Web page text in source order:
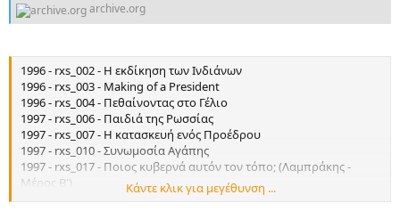
archive.org
1996 - rxs_002 - Η εκδίκηση των Ινδιάνων
1996 - rxs_003 - Making of a President
1996 - rxs_004 - Πεθαίνοντας στο Γέλιο
1997 - rxs_006 - Παιδιά της Ρωσσίας
1997 - rxs_007 - Η κατασκευή ενός Προέδρου
1997 - rxs_010 - Συνωμοσία Αγάπης
1997 - rxs_017 - Ποιος κυβερνά αυτόν τον τόπο; (Λαμπράκης -
Μέρος Β')
1997 - rxs_018 - Ένα τροχαίο ατύχημα - Λαμπράκης Μέρος Α'
Κάντε κλικ για μεγέθυνση ...